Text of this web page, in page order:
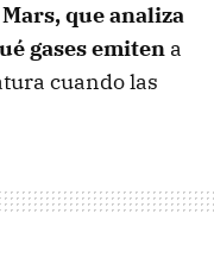
que analiza
gases emiten a
cuando las